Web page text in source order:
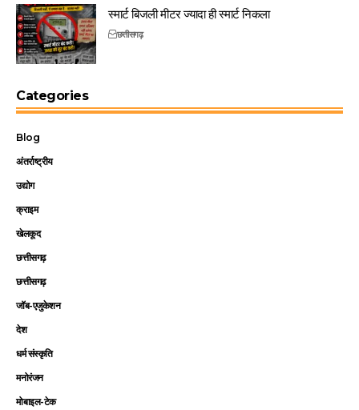
स्मार्ट बिजली मीटर ज्यादा ही स्मार्ट निकला
छत्तीसगढ़
Categories
Blog
अंतर्राष्ट्रीय
उद्योग
क्राइम
खेलकूद
छत्तीसगढ़
छत्तीसगढ़
जॉब-एजुकेशन
देश
धर्म संस्कृति
मनोरंजन
मोबाइल-टेक